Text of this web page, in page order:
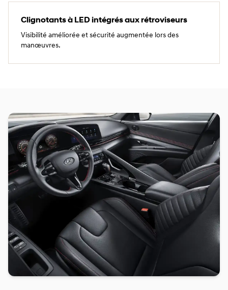
Clignotants à LED intégrés aux rétroviseurs
Visibilité améliorée et sécurité augmentée lors des
manœuvres.